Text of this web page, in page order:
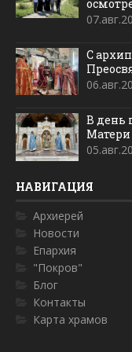
С
В день
Матери
НАВИГАЦИЯ
Архиерей
Новости
Епархия
"Покров"
Блог
Контакты
Карта храмов